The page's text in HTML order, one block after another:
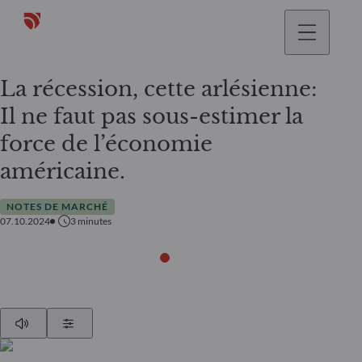
La récession, cette arlésienne:
Il ne faut pas sous-estimer la
force de l’économie
américaine.
NOTES DE MARCHÉ
07.10.2024
3 minutes